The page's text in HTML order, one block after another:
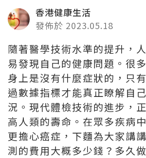
香港健康生活
發佈於 2023.05.18
隨著醫學技術水準的提升，
易發現自己的健康問題。很
身上是沒有什麼症狀的，只
過數據指標才能真正瞭解自
況。現代體檢技術的進步，
高人類的壽命。在眾多疾病
更擔心癌症，下麵為大家講
測的費用大概多少錢？多久